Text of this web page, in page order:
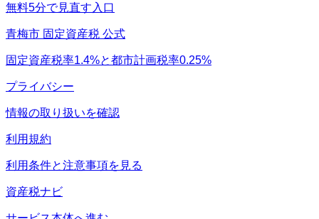
無料5分で見直す入口
青梅市 固定資産税 公式
固定資産税率1.4%と都市計画税率0.25%
プライバシー
情報の取り扱いを確認
利用規約
利用条件と注意事項を見る
資産税ナビ